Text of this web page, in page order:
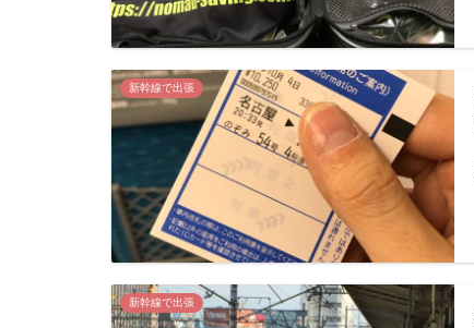
新幹線で出張
新幹線で出張